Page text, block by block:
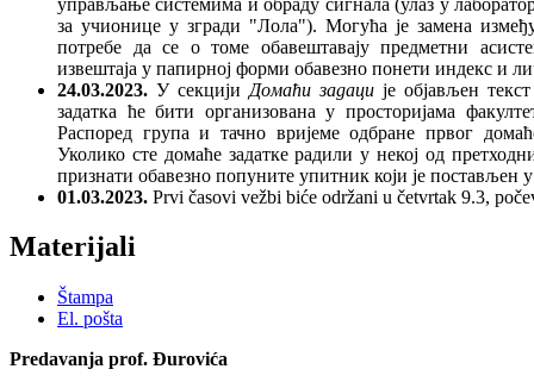
за учионице у згради "Лола"). Могућа је замена
потребе да се о томе обавештавају предметни
извештаја у папирној форми обавезно понети индекс и
24.03.2023. У секцији Домаћи задаци је објављен
задатка ће бити организована у просторијама
Распоред група и тачно вријеме одбране првог
Уколико сте домаће задатке радили у некој од
признати обавезно попуните упитник који је постављен
01.03.2023. Prvi časovi vežbi biće održani u četvrtak 9.3,
Materijali
Štampa
El. pošta
Predavanja prof. Đurovića